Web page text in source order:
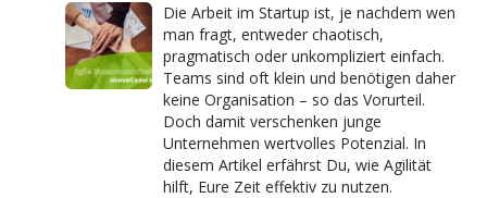
Die Arbeit im Startup ist, je nachdem wen
man fragt, entweder chaotisch,
pragmatisch oder unkompliziert einfach.
Teams sind oft klein und benötigen daher
keine Organisation – so das Vorurteil.
Doch damit verschenken junge
Unternehmen wertvolles Potenzial. In
diesem Artikel erfährst Du, wie Agilität
hilft, Eure Zeit effektiv zu nutzen.